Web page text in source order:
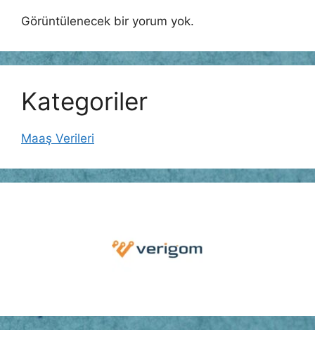
Görüntülenecek bir yorum yok.
Kategoriler
Maaş Verileri